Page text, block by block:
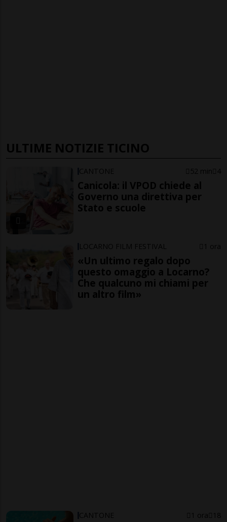
ULTIME NOTIZIE TICINO
CANTONE 52 min 4
Canicola: il VPOD chiede al
Governo una direttiva per
Stato e scuole
LOCARNO FILM FESTIVAL 1 ora
«Un ultimo regalo dopo
questo omaggio a Locarno?
Che qualcuno mi chiami per
un altro film»
CANTONE 1 ora 18